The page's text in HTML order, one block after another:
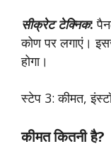
सीक्रेट टेक्निक:
कोण पर लगाएं।
होगा।
स्टेप 3: कीमत,
कीमत कितनी है?